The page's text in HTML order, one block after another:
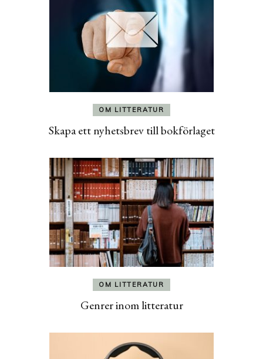
OM LITTERATUR
Skapa ett nyhetsbrev till bokförlaget
OM LITTERATUR
Genrer inom litteratur